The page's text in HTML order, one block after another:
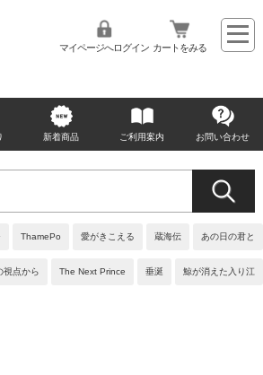
マイページへログイン カートをみる
新着商品 ご利用案内 お問い合わせ
ThamePo 愛がきこえる 蔵海伝 あの日の君と
視点から The Next Prince 垂涎 鯨が消えた入り江